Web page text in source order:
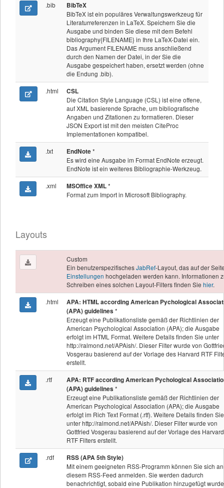
.bib
BibTeX
BibTeX ist ein populäres Verwaltungswerkzeug für
Literaturreferenzen in LaTeX. Speichern Sie die
Ausgabe und binden Sie diese mit dem Befehl
bibliography{FILENAME} in Ihre LaTeX-Datei ein.
Das Argument FILENAME muss anschließend
durch den Namen der Datei, in der Sie die
Ausgabe gespeichert haben, ersetzt werden (ohne
die Endung .bib).
.html
CSL
Die Citation Style Language (CSL) ist eine offene,
auf XML basierende Sprache, um bibliografische
Angaben und Zitationen zu formatieren. Dieser
JSON Export ist mit den meisten CiteProc
Implementationen kompatibel.
.txt
EndNote*
Es wird eine Ausgabe im Format EndNote erzeugt.
EndNote ist ein weiteres Bibliographie-Werkzeug.
.xml
MSOffice XML*
Format zum Import in Microsoft Bibliography.
Layouts
Custom
Ein benutzerspezifischesJabRef-Layout, das auf der
Einstellungen hochgeladen werden kann. Informationen
Schreiben eines solchen Layout-Filters finden Sie hier.
.html
APA: HTML according American Pychological
(APA) guidelines *
Erzeugt eine Publikationsliste gemäß der Richtlinien der
American Psychological Association (APA); die Ausgabe
erfolgt im HTML Format. Weitere Details finden Sie unter
http://ralmond.net/APAish/. Dieser Filter wurde von
Vosgerau basierend auf der Vorlage des Harvard RTF
erstellt.
.rtf
APA: RTF according American Pychological
(APA) guidelines *
Erzeugt eine Publikationsliste gemäß der Richtlinien der
American Psychological Association (APA); die Ausgabe
erfolgt im Rich Text Format (.rtf). Weitere Details finden Sie
unter http://ralmond.net/APAish/. Dieser Filter wurde von
Gottfried Vosgerau basierend auf der Vorlage des Harvard
RTF Filters erstellt.
.rdf
RSS (APA 5th Style)
Mit einem geeigneten RSS-Programm können Sie sich an
diesem RSS-Feed anmelden. Sie werden dadurch
benachrichtigt, sobald eine Publikation hinzugefügt